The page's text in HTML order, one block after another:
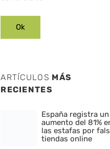
ARTÍCULOS MÁS
RECIENTES
España registra un
aumento del 81%
las estafas por
tiendas online